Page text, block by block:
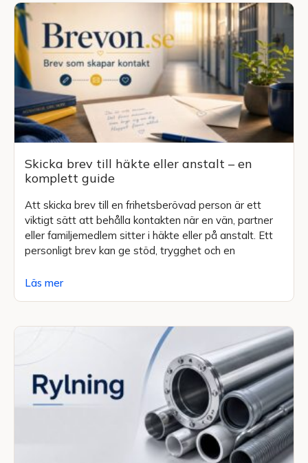
Skicka brev till häkte eller anstalt – en
komplett guide
Att skicka brev till en frihetsberövad person är ett
viktigt sätt att behålla kontakten när en vän, partner
eller familjemedlem sitter i häkte eller på anstalt. Ett
personligt brev kan ge stöd, trygghet och en
Läs mer